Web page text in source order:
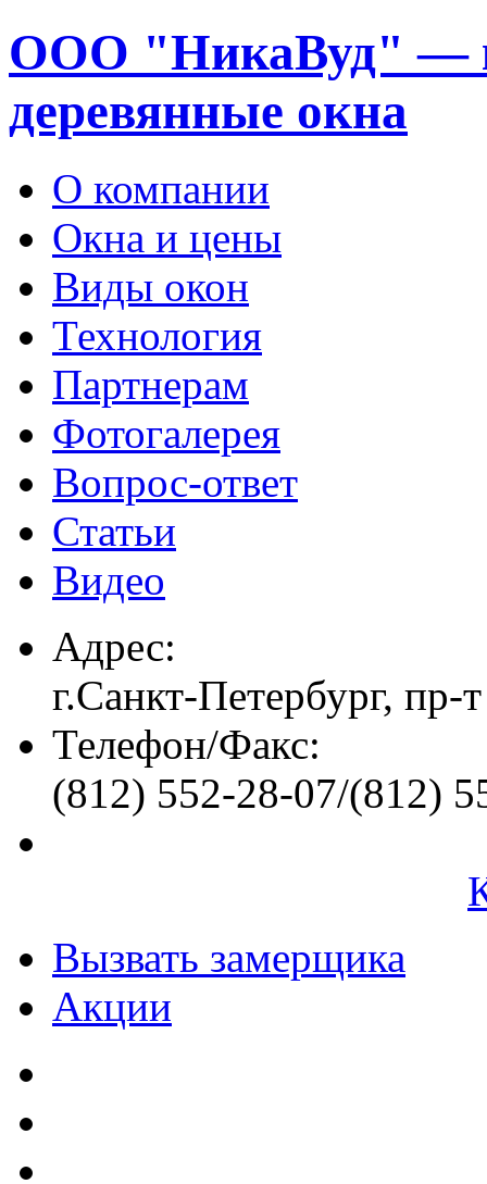
ООО "НикаВуд" —
деревянные окна
О компании
Окна и цены
Виды окон
Технология
Партнерам
Фотогалерея
Вопрос-ответ
Статьи
Видео
Адрес:
г.Санкт-Петербург, пр-
Телефон/Факс:
(812) 552-28-07/(812)
Вызвать замерщика
Акции